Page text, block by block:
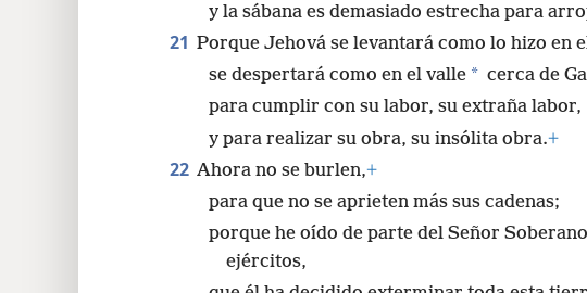
y la sábana es demasiado estrecha para
21 Porque Jehová se levantará como lo hizo en
se despertará como en el valle * cerca de
para cumplir con su labor, su extraña labor,
y para realizar su obra, su insólita obra.+
22 Ahora no se burlen,+
para que no se aprieten más sus cadenas;
porque he oído de parte del Señor
ejércitos,